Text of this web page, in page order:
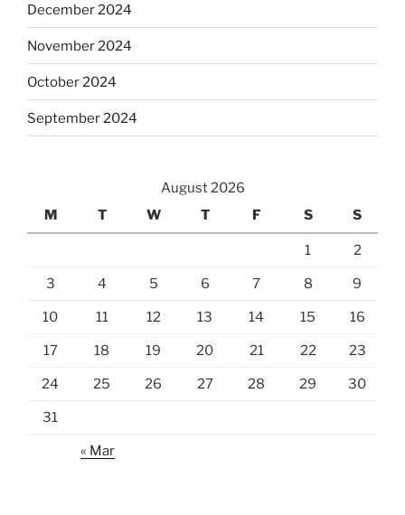
December 2024
November 2024
October 2024
September 2024
August 2026
M
T W T F S S
1 2
3 4 5 6 7 8 9
10 11 12 13 14 15 16
17 18 19 20 21 22 23
24 25 26 27 28 29 30
31
« Mar